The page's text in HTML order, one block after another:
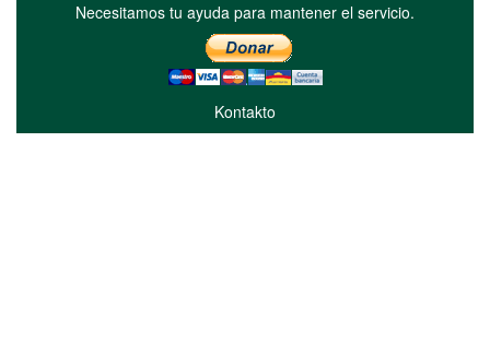
Necesitamos tu ayuda para mantener el servicio.
Kontakto